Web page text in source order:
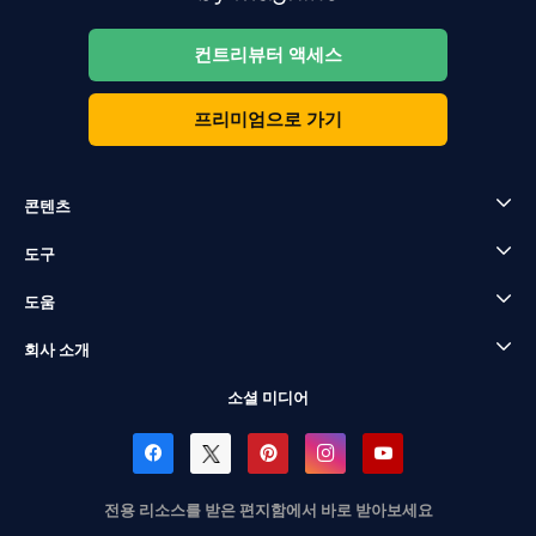
컨트리뷰터 액세스
프리미엄으로 가기
콘텐츠
도구
도움
회사 소개
소셜 미디어
전용 리소스를 받은 편지함에서 바로 받아보세요